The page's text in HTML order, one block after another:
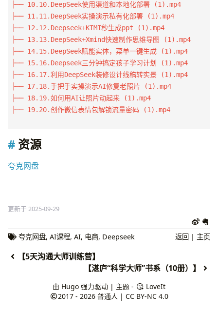
├── 10.10.DeepSeek使用渠道和本地化部署 (1).mp4
├── 11.11.DeepSeek实操演示私有化部署 (1).mp4
├── 12.12.Deepseek+KIMI秒生成ppt (1).mp4
├── 13.13.DeepSeek+Xmind快速制作思维导图 (1).mp4
├── 14.15.DeepSeek赋能实体，菜单一键生成 (1).mp4
├── 15.16.Deepseek三分钟搞定孩子学习计划 (1).mp4
├── 16.17.利用DeepSeek装修设计线稿转实景 (1).mp4
├── 17.18.手把手实操演示AI修复老照片 (1).mp4
├── 18.19.如何用AI让照片动起来 (1).mp4
├── 19.20.创作微信表情包解锁流量密码 (1).mp4
资源
夸克网盘
更新于 2025-09-29
夸克网盘, AI课程, AI, 电商, Deepseek 返回 | 主页
【5天沟通大师训练营】
【湛庐“科学大师”书系（10册）】
由 Hugo强力驱动 | 主题 -
LoveIt
2017 - 2026 普通人 |CC BY-NC 4.0